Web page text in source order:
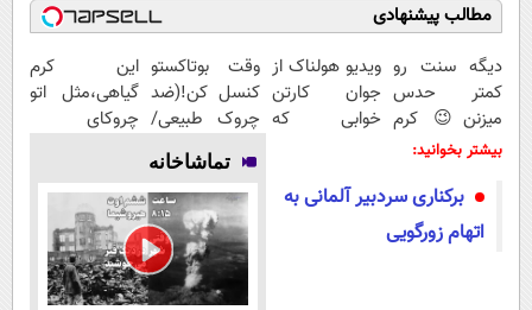
مطالب پیشنهادی
دیگه سنت رو
کمتر حدس
میزنن😉 کرم
ضدچروک
45%تخفیف
ویدیو هولناک از
جوان کارتن
خوابی که
وقت بوتاکستو
کنسل کن!(ضد
چروک طبیعی/
بدون عوارض)
این کرم
گیاهی،مثل اتو
چروکای
بیشتر بخوانید:
برکناری سردبیر آلمانی به
اتهام زورگویی
تماشاخانه